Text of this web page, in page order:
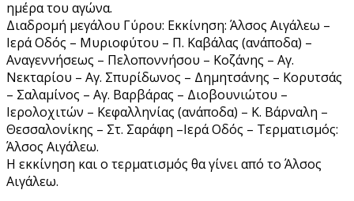
ημέρα του αγώνα.
Διαδρομή μεγάλου Γύρου: Εκκίνηση: Άλσος Αιγάλεω –
Ιερά Οδός – Μυριοφύτου – Π. Καβάλας (ανάποδα) –
Αναγεννήσεως – Πελοποννήσου – Κοζάνης – Αγ.
Νεκταρίου – Αγ. Σπυρίδωνος – Δημητσάνης – Κορυτσάς
– Σαλαμίνος – Αγ. Βαρβάρας – Διοβουνιώτου –
Ιερολοχιτών – Κεφαλληνίας (ανάποδα) – Κ. Βάρναλη –
Θεσσαλονίκης – Στ. Σαράφη –Ιερά Οδός – Τερματισμός:
Άλσος Αιγάλεω.
Η εκκίνηση και ο τερματισμός θα γίνει από το Άλσος
Αιγάλεω.